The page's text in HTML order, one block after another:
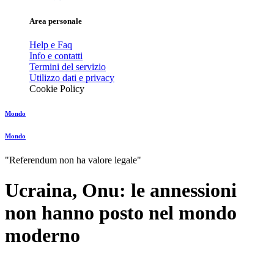
Area personale
Help e Faq
Info e contatti
Termini del servizio
Utilizzo dati e privacy
Cookie Policy
Mondo
Mondo
"Referendum non ha valore legale"
Ucraina, Onu: le annessioni
non hanno posto nel mondo
moderno